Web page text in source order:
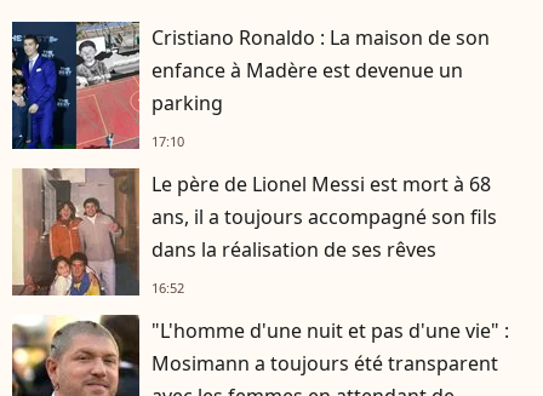
Cristiano Ronaldo : La maison de son
enfance à Madère est devenue un
parking
17:10
Le père de Lionel Messi est mort à 68
ans, il a toujours accompagné son fils
dans la réalisation de ses rêves
16:52
"L'homme d'une nuit et pas d'une vie" :
Mosimann a toujours été transparent